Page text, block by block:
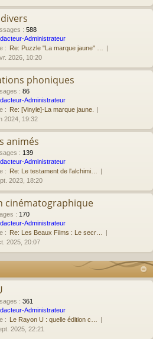
: 588
Administrateur
: Re: Puzzle "La marque jaune" …
2026, 10:20
phoniques
: 86
Administrateur
: Re: [Vinyle]-La marque jaune.
2024, 19:32
animés
: 139
Administrateur
: Re: Le testament de l'alchimi…
2023, 18:20
cinématographique
: 170
Administrateur
: Re: Les Beaux Films : Le secr…
2025, 20:07
: 361
Administrateur
: Le Rayon U : quelle édition c…
2025, 22:21